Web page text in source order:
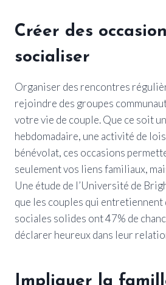
Créer des
socialiser
Organiser des rencontres
rejoindre des groupes
votre vie de couple. Que ce soit
hebdomadaire, une activité de
bénévolat, ces occasions
seulement vos liens familiaux,
Une étude de l’Université de
que les couples qui
sociales solides ont 47% de
déclarer heureux dans leur
Impliquer la